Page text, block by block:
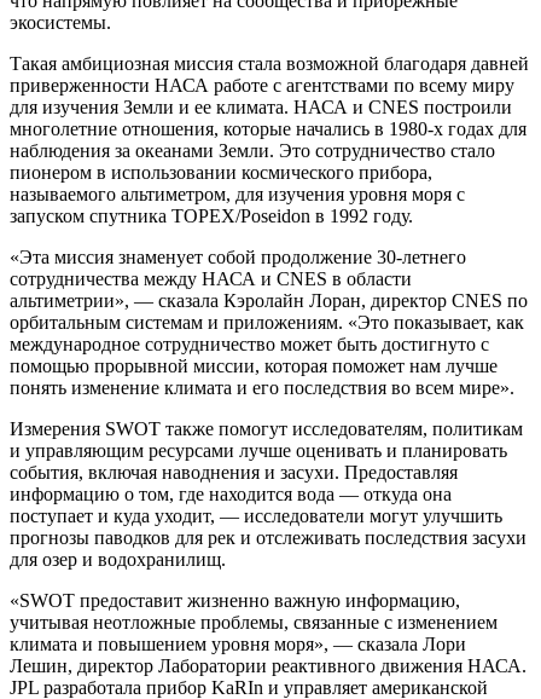
экосистемы.
Такая амбициозная миссия стала возможной благодаря давней
приверженности НАСА работе с агентствами по всему миру
для изучения Земли и ее климата. НАСА и CNES построили
многолетние отношения, которые начались в 1980-х годах для
наблюдения за океанами Земли. Это сотрудничество стало
пионером в использовании космического прибора,
называемого альтиметром, для изучения уровня моря с
запуском спутника TOPEX/Poseidon в 1992 году.
«Эта миссия знаменует собой продолжение 30-летнего
сотрудничества между НАСА и CNES в области
альтиметрии», — сказала Кэролайн Лоран, директор CNES по
орбитальным системам и приложениям. «Это показывает, как
международное сотрудничество может быть достигнуто с
помощью прорывной миссии, которая поможет нам лучше
понять изменение климата и его последствия во всем мире».
Измерения SWOT также помогут исследователям, политикам
и управляющим ресурсами лучше оценивать и планировать
события, включая наводнения и засухи. Предоставляя
информацию о том, где находится вода — откуда она
поступает и куда уходит, — исследователи могут улучшить
прогнозы паводков для рек и отслеживать последствия засухи
для озер и водохранилищ.
«SWOT предоставит жизненно важную информацию,
учитывая неотложные проблемы, связанные с изменением
климата и повышением уровня моря», — сказала Лори
Лешин, директор Лаборатории реактивного движения НАСА.
JPL разработала прибор KaRIn и управляет американской